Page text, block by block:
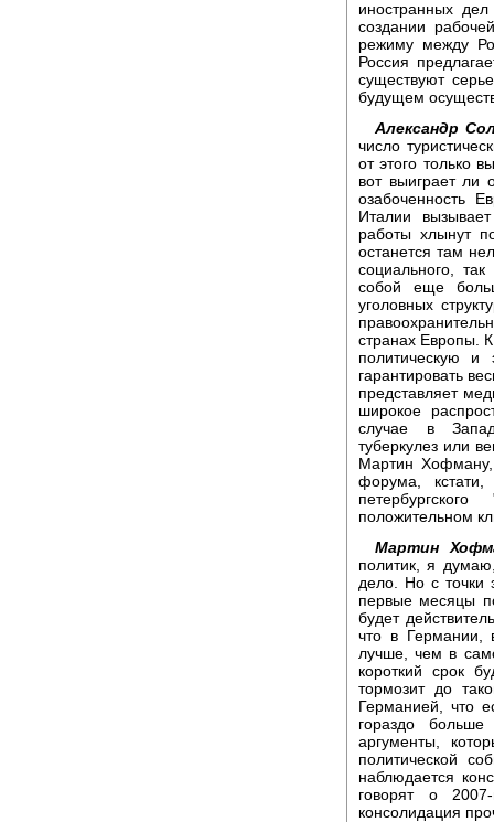
иностранных
создании
режиму между
Россия
существуют
будущем
Александр
число
от этого только
вот выиграет ли
озабоченность
Италии
работы хлынут
останется там
социального,
собой еще
уголовных
странах Европы.
политическую и
гарантировать
представляет
широкое
случае в
туберкулез или
Мартин Хофману,
форума,
положительном
Мартин
политик, я
дело. Но с точки
первые месяцы
будет
что в Германии,
лучше, чем в
короткий срок
тормозит до
Германией, что
гораздо
аргументы,
политической
наблюдается
говорят о
консолидация